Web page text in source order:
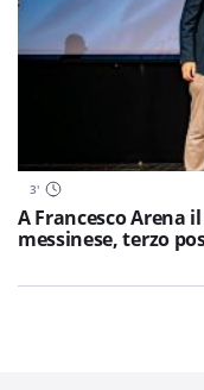
3'
A Francesco Arena
messinese, terzo